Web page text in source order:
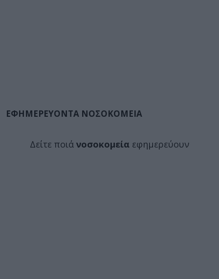
ΕΦΗΜΕΡΕΥΟΝΤΑ ΝΟΣΟΚΟΜΕΙΑ
Δείτε ποιά νοσοκομεία εφημερεύουν